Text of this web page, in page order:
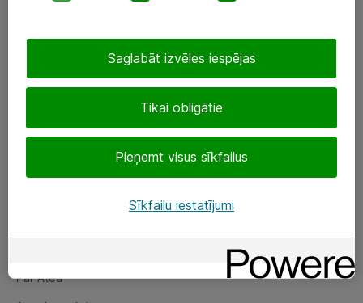
eShop@atea.lv
Sekojiet mums
Par Atea
Par Atea
Tikai obligātie
Pieņemt visus sīkfailus
Saglabāt izvēles iespējas
Sīkfailu iestatījumi